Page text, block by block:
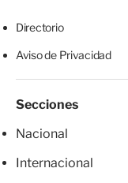
Directorio
Aviso de Privacidad
Secciones
Nacional
Internacional